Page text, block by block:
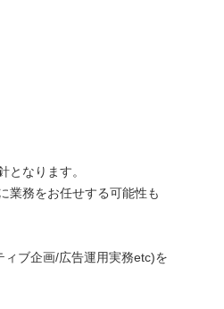
なります。
業務をお任せする可能性も
ブ企画/広告運用実務etc)を